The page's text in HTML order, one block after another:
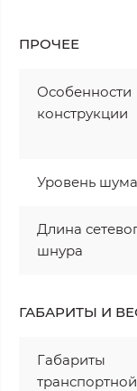
ПРОЧЕЕ
Особенности
конструкции
Уровень шума
Длина
шнура
ГАБАРИТЫ И
Габариты
транспортной